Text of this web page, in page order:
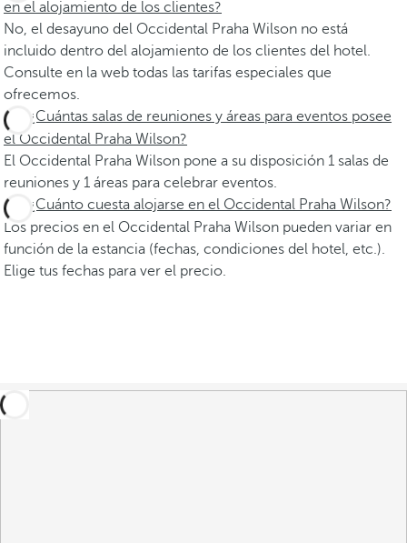
en el alojamiento de los clientes?
No, el desayuno del Occidental Praha Wilson no está
incluido dentro del alojamiento de los clientes del hotel.
Consulte en la web todas las tarifas especiales que
ofrecemos.
¿Cuántas salas de reuniones y áreas para eventos posee
el Occidental Praha Wilson?
El Occidental Praha Wilson pone a su disposición 1 salas de
reuniones y 1 áreas para celebrar eventos.
¿Cuánto cuesta alojarse en el Occidental Praha Wilson?
Los precios en el Occidental Praha Wilson pueden variar en
función de la estancia (fechas, condiciones del hotel, etc.).
Elige tus fechas para ver el precio.